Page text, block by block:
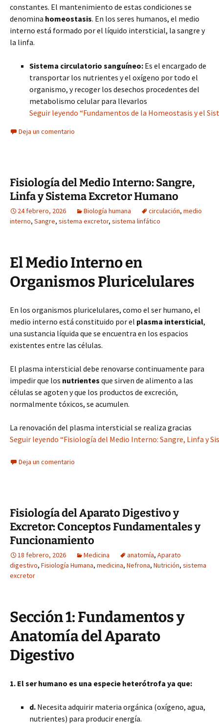
constantes. El mantenimiento de estas condiciones se
denomina homeostasis. En los seres humanos, el medio
interno está formado por el líquido intersticial, la sangre y
la linfa.
Sistema circulatorio sanguíneo: Es el encargado de
transportar los nutrientes y el oxígeno por todo el
organismo, y recoger los desechos procedentes del
metabolismo celular para llevarlos
Seguir leyendo “Fundamentos de la Homeostasis y el
Deja un comentario
Fisiología del Medio Interno: Sangre,
Linfa y Sistema Excretor Humano
24 febrero, 2026 Biología humana circulación, medio
interno, Sangre, sistema excretor, sistema linfático
El Medio Interno en
Organismos Pluricelulares
En los organismos pluricelulares, como el ser humano, el
medio interno está constituido por el plasma intersticial,
una sustancia líquida que se encuentra en los espacios
existentes entre las células.
El plasma intersticial debe renovarse continuamente para
impedir que los nutrientes que sirven de alimento a las
células se agoten y que los productos de excreción,
normalmente tóxicos, se acumulen.
La renovación del plasma intersticial se realiza gracias
Seguir leyendo “Fisiología del Medio Interno: Sangre, Linfa y
Deja un comentario
Fisiología del Aparato Digestivo y
Excretor: Conceptos Fundamentales y
Funcionamiento
18 febrero, 2026 Medicina anatomía, Aparato
digestivo, Fisiología Humana, medicina, Nefrona, Nutrición, sistema
excretor
Sección 1: Fundamentos y
Anatomía del Aparato
Digestivo
1. El ser humano es una especie heterótrofa ya que:
d. Necesita adquirir materia orgánica (oxígeno, agua,
nutrientes) para producir energía.